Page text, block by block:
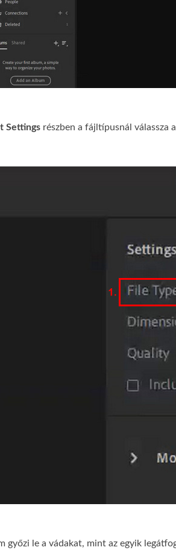
Settings részben a fájltípusnál válassza a
győzi le a vádakat, mint az egyik